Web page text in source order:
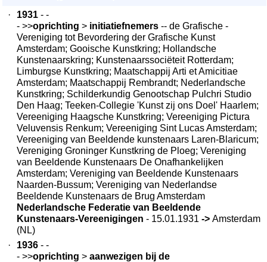
·
1931 - -
- >>oprichting > initiatiefnemers -- de Grafische -
Vereniging tot Bevordering der Grafische Kunst
Amsterdam; Gooische Kunstkring; Hollandsche
Kunstenaarskring; Kunstenaarssociëteit Rotterdam;
Limburgse Kunstkring; Maatschappij Arti et Amicitiae
Amsterdam; Maatschappij Rembrandt; Nederlandsche
Kunstkring; Schilderkundig Genootschap Pulchri Studio
Den Haag; Teeken-Collegie 'Kunst zij ons Doel' Haarlem;
Vereeniging Haagsche Kunstkring; Vereeniging Pictura
Veluvensis Renkum; Vereeniging Sint Lucas Amsterdam;
Vereeniging van Beeldende kunstenaars Laren-Blaricum;
Vereniging Groninger Kunstkring de Ploeg; Vereniging
van Beeldende Kunstenaars De Onafhankelijken
Amsterdam; Vereniging van Beeldende Kunstenaars
Naarden-Bussum; Vereniging van Nederlandse
Beeldende Kunstenaars de Brug Amsterdam
Nederlandsche Federatie van Beeldende
Kunstenaars-Vereenigingen - 15.01.1931 -> Amsterdam
(NL)
·
1936 - -
- >>oprichting > aanwezigen bij de